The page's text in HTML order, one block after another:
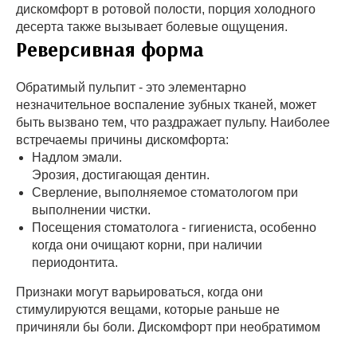
дискомфорт в ротовой полости, порция холодного
десерта также вызывает болевые ощущения.
Реверсивная форма
Обратимый пульпит - это элементарно
незначительное воспаление зубных тканей, может
быть вызвано тем, что раздражает пульпу. Наиболее
встречаемы причины дискомфорта:
Надлом эмали.
Эрозия, достигающая дентин.
Сверление, выполняемое стоматологом при
выполнении чистки.
Посещения стоматолога - гигиениста, особенно
когда они очищают корни, при наличии
периодонтита.
Признаки могут варьироваться, когда они
стимулируются вещами, которые раньше не
причиняли бы боли. Дискомфорт при необратимом